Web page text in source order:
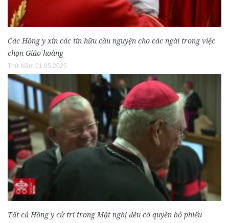
Các Hồng y xin các tín hữu cầu nguyện cho các ngài trong việc
chọn Giáo hoàng
Thứ Năm 01.05.2025
Tất cả Hồng y cử tri trong Mật nghị đều có quyền bỏ phiếu